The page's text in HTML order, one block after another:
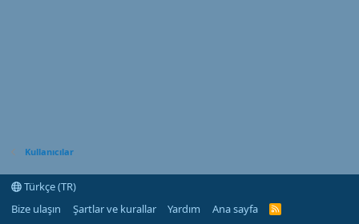
Kullanıcılar
Türkçe (TR)
Bize ulaşın
Şartlar ve kurallar Yardım Ana sayfa
R